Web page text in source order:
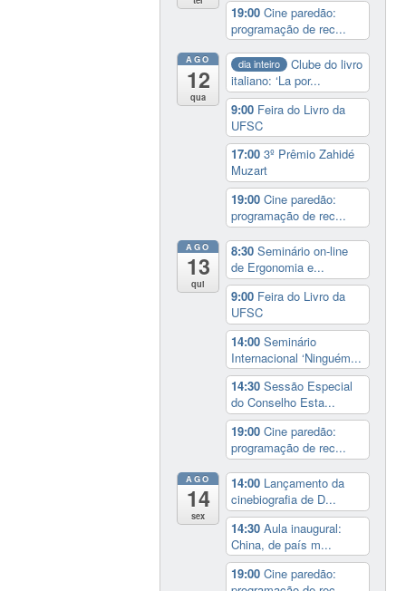
19:00Cine paredão:
programação de rec...
AGO
12
qua
dia inteiro
Clube do livro
italiano: ‘La por...
9:00 Feira do Livro da
UFSC
17:003º Prêmio Zahidé
Muzart
19:00Cine paredão:
programação de rec...
AGO
13
qui
8:30Seminário on-line
de Ergonomia e...
9:00 Feira do Livro da
UFSC
14:00Seminário
Internacional ‘Ninguém...
14:30Sessão Especial
do Conselho Esta...
19:00Cine paredão:
programação de rec...
AGO
14
sex
14:00 Lançamento da
cinebiografia de D...
14:30Aula inaugural:
China, de país m...
19:00Cine paredão: